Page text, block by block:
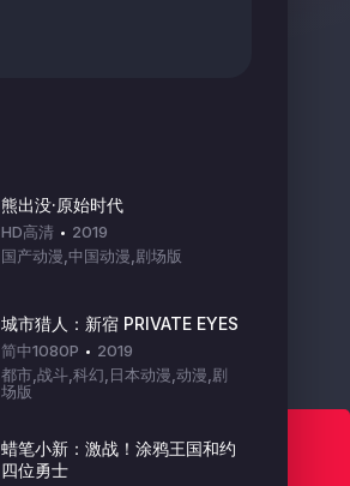
七色动漫 欢迎你！
Www.7sefun.Top
熊出没·原始时代
HD高清
2019
国产动漫,中国动漫,剧场版
城市猎人：新宿 PRIVATE EYES
简中1080P
2019
都市,战斗,科幻,日本动漫,动漫,剧
场版
蜡笔小新：激战！涂鸦王国和约
四位勇士